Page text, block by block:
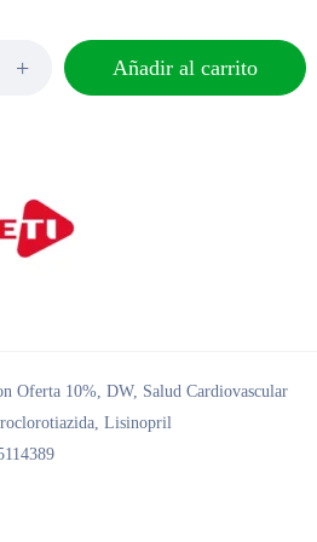
Añadir al carrito
Oferta 10%,DW, Salud Cardiovascular
,Lisinopril